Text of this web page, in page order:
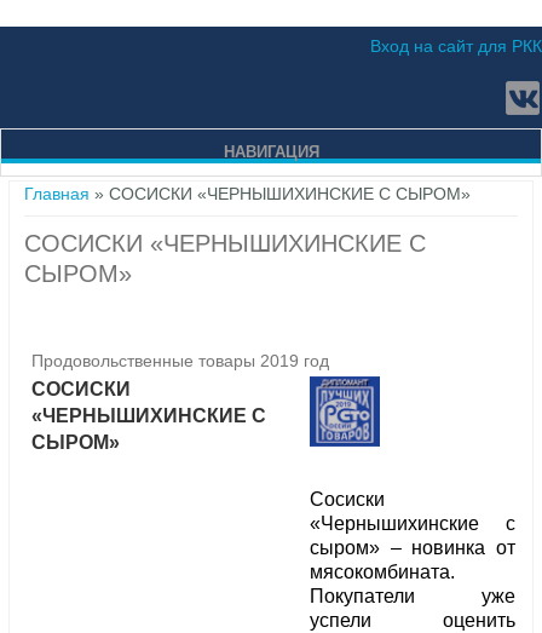
Вход на сайт для РКК
НАВИГАЦИЯ
Вы здесь
Главная » СОСИСКИ «ЧЕРНЫШИХИНСКИЕ С СЫРОМ»
СОСИСКИ «ЧЕРНЫШИХИНСКИЕ С
СЫРОМ»
Продовольственные товары 2019 год
СОСИСКИ
«ЧЕРНЫШИХИНСКИЕ С
СЫРОМ»
Сосиски
«Чернышихинские с
сыром» – новинка от
мясокомбината.
Покупатели уже
успели оценить